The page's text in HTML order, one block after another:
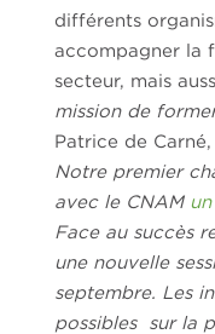
différents
accompagner la
secteur, mais
mission de
Patrice de
Notre premier
avec le CNAM
Face au succès
une nouvelle
septembre. Les
possibles
sur la